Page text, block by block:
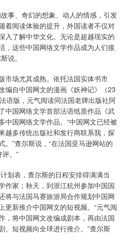
、奇幻的想象、动人的情感，引发
着阅读体验的提升，外国读者不仅对
入了解中华文化。无论是超越现实的
，这些中国网络文学作品成为人们接
说。
场尤其成熟。依托法国实体书市
编自中国网文的漫画《妖神记》（23
语版，元气阅读同法国老牌出版社阿
中国网络文学首部法语纸质作品《武
中国网络文学作品。“中国网文已经被
越多传统出版社和发行商联系我，探
。”查尔斯说，“在法国亚马逊网站的
。”
表，查尔斯的日程安排得满满当
作家；秋天，到浙江杭州参加中国国
将与法国马赛旅游局合作规划中国网
更新推介中国网文的短视频。“元气阅
，将中国网文改编成剧本，再由法国
、短视频向全球进行推介。”查尔斯